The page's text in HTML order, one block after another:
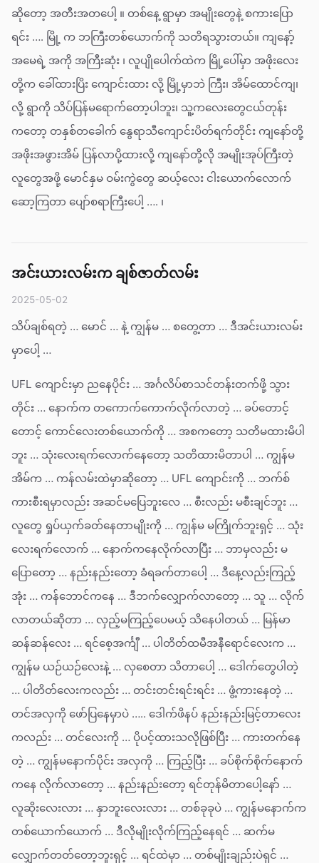
ဆိုတော့ အတီးအတပေါ့ ။ တစ်နေ့ ရွာမှာ အမျိုးတွေနဲ့ စကားပြော
ရင်း …. မြို့ က ဘကြီးတစ်ယောက်ကို သတိရသွားတယ်။ ကျနော့်
အမေရဲ့ အကို အကြီးဆုံး ၊ လူပျိုပေါက်ထဲက မြို့ပေါ်မှာ အဖိုးလေး
တို့က ခေါ်ထားပြိး ကျောင်းထား လို့ မြို့မှာဘဲ ကြီး၊ အိမ်ထောင်ကျ၊
လို့ ရွာကို သိပ်ပြန်မရောက်တော့ပါဘူး၊ သူ့ကလေးတွေငယ်တုန်း
ကတော့ တနှစ်တခေါက် နွေရာသီကျောင်းပိတ်ရက်တိုင်း ကျနော်တို့
အဖိုးအဖွားအိမ် ပြန်လာပို့ထားလို့ ကျနော်တို့လို အမျိုးအုပ်ကြီးတဲ့
လူတွေအဖို့ မောင်နှမ ဝမ်းကွဲတွေ ဆယ့်လေး ငါးယောက်လောက်
ဆော့ကြတာ ပျော်စရာကြီးပေါ့ …. ၊
အင်းယားလမ်းက ချစ်ဇာတ်လမ်း
2025-05-02
သိပ်ချစ်ရတဲ့ … မောင် … နဲ့ ကျွန်မ … စတွေ့တာ … ဒီအင်းယားလမ်း
မှာပေါ့ …
UFL ကျောင်းမှာ ညနေပိုင်း … အင်္ဂလိပ်စာသင်တန်းတက်ဖို့ သွား
တိုင်း … နောက်က တကောက်ကောက်လိုက်လာတဲ့ … ခပ်တောင့်
တောင့် ကောင်လေးတစ်ယောက်ကို … အစကတော့ သတိမထားမိပါ
ဘူး … သုံးလေးရက်လောက်နေတော့ သတိထားမိတာပါ … ကျွန်မ
အိမ်က … ကန်လမ်းထဲမှာဆိုတော့ … UFL ကျောင်းကို … ဘက်စ်
ကားစီးရမှာလည်း အဆင်မပြေဘူးလေ … စီးလည်း မစီးချင်ဘူး …
လူတွေ ရှုပ်ယှက်ခတ်နေတာမျိုးကို … ကျွန်မ မကြိုက်ဘူးရှင့် … သုံး
လေးရက်လောက် … နောက်ကနေလိုက်လာပြီး … ဘာမှလည်း မ
ပြောတော့ … နည်းနည်းတော့ ခံရခက်တာပေါ့ … ဒီနေ့လည်းကြည့်
အုံး … ကန်ဘောင်ကနေ … ဒီဘက်လျှောက်လာတော့ … သူ … လိုက်
လာတယ်ဆိုတာ … လှည့်မကြည့်ပေမယ့် သိနေပါတယ် … မြန်မာ
ဆန်ဆန်လေး … ရင်စေ့အင်္ကျီ … ပါတိတ်ထမီအနီရောင်လေးက …
ကျွန်မ ယဉ်ယဉ်လေးနဲ့ … လှစေတာ သိတာပေါ့ … ဒေါက်တွေပါတဲ့
… ပါတိတ်လေးကလည်း … တင်းတင်းရင်းရင်း … ဖွံ့ကားနေတဲ့ …
တင်အလှကို ဖော်ပြနေမှာပဲ ….. ဒေါက်ဖိနပ် နည်းနည်းမြင့်တာလေး
ကလည်း … တင်လေးကို … ပိုပင့်ထားသလိုဖြစ်ပြီး … ကားတက်နေ
တဲ့ … ကျွန်မနောက်ပိုင်း အလှကို … ကြည့်ပြီး … ခပ်စိုက်စိုက်နောက်
ကနေ လိုက်လာတော့ … နည်းနည်းတော့ ရင်တုန်မိတာပေါ့နော် …
လူဆိုးလေးလား … နှာဘူးလေးလား … တစ်ခုခုပဲ … ကျွန်မနောက်က
တစ်ယောက်ယောက် … ဒီလိုမျိုးလိုက်ကြည့်နေရင် … ဆက်မ
လျှောက်တတ်တော့ဘူးရှင့် … ရင်ထဲမှာ … တစ်မျိုးချည်းပဲရှင် …